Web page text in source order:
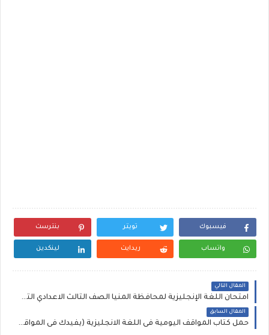
فيسبوك تويتر بنترست
واتساب ريدايت لينكدين
المقال التالي
امتحان اللغة الإنجليزية لمحافظة المنيا الصف الثالث الاعدادي الترم الثانى 2016
المقال السابق
حمل كتاب المواقف اليومية فى اللغة الانجليزية (يفيدك فى المواقف العامة و الاجتماعية)